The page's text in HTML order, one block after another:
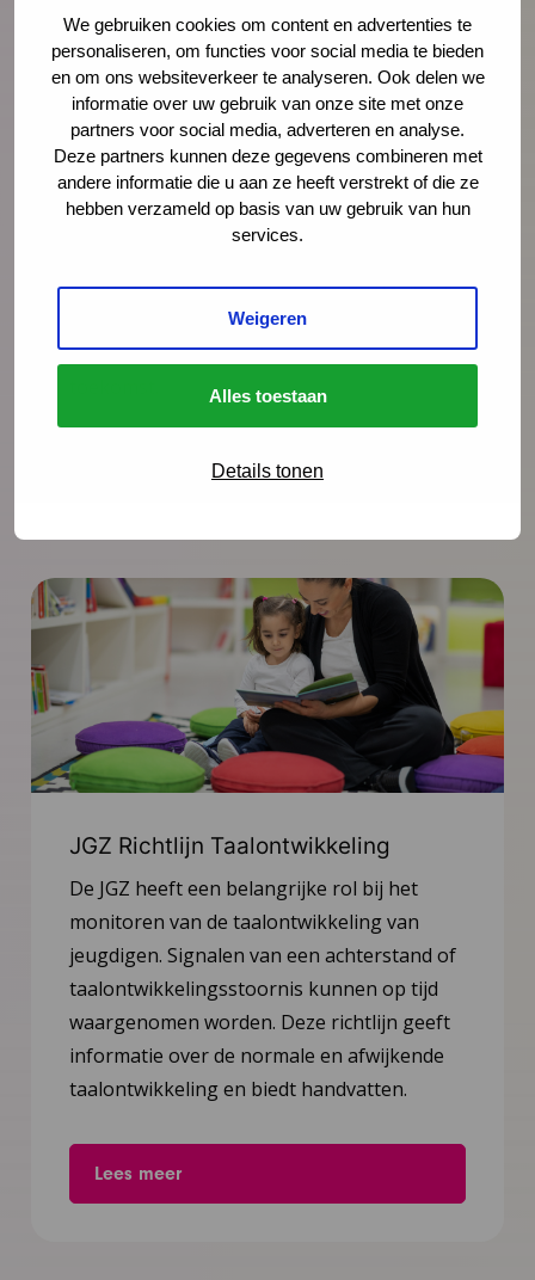
We gebruiken cookies om content en advertenties te
personaliseren, om functies voor social media te bieden
en om ons websiteverkeer te analyseren. Ook delen we
informatie over uw gebruik van onze site met onze
partners voor social media, adverteren en analyse.
Deze partners kunnen deze gegevens combineren met
andere informatie die u aan ze heeft verstrekt of die ze
hebben verzameld op basis van uw gebruik van hun
services.
Weigeren
Alles toestaan
Details tonen
Gezondheid
Inzetten op geletterdheid is een manier om
kansenongelijkheid te verkleinen. Ook in
Nederland maakt het uit waar je wieg staat.
levensduur en kan ervoor zorgen dat je tot
wel 15 jaar mindere levenskwaliteit ervaart.
Investeren in gezondheid is investeren in de
JGZ Richtlijn Taalontwikkeling
De JGZ heeft een belangrijke rol bij het
monitoren van de taalontwikkeling van
jeugdigen. Signalen van een achterstand of
taalontwikkelingsstoornis kunnen op tijd
waargenomen worden. Deze richtlijn geeft
informatie over de normale en afwijkende
taalontwikkeling en biedt handvatten.
Lees meer